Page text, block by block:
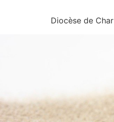
Diocèse de